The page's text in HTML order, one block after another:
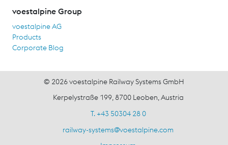
voestalpine Group
voestalpine AG
Products
Corporate Blog
© 2026 voestalpine Railway Systems GmbH
Kerpelystraße 199, 8700 Leoben, Austria
T. +43 50304 28 0
railway-systems@voestalpine.com